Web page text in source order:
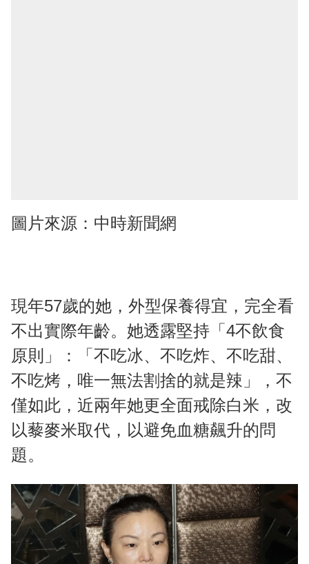
圖片來源：中時新聞網
現年57歲的她，外型保養得宜，完全看
不出實際年齡。她透露堅持「4不飲食
原則」：「不吃冰、不吃炸、不吃甜、
不吃烤，唯一無法割捨的就是辣」，不
僅如此，近兩年她更全面戒除白米，改
以藜麥米取代，以避免血糖飆升的問
題。